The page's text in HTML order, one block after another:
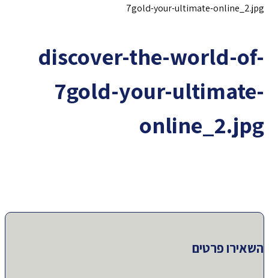
7gold-your-ultimate-online_2.jpg
discover-the-world-of-
7gold-your-ultimate-
online_2.jpg
השאירו פרטים